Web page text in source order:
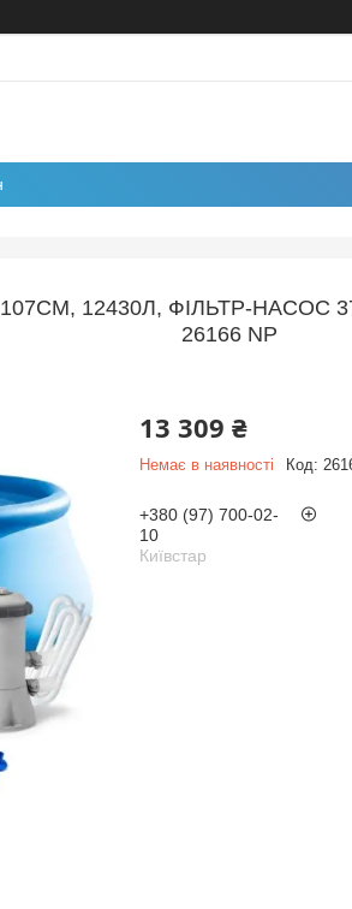
12430Л, ФІЛЬТР-НАСОС
26166 NP
13 309 ₴
Немає в наявності Код:
+380 (97) 700-02-
10
Київстар